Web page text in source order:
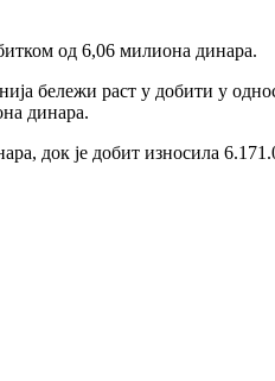
од 6,06 милиона динара.
бележи раст у добити у
динара.
док је добит износила